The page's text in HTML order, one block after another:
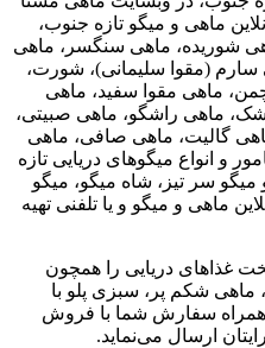
ماهی و میگو تازه جنوب،
شوریده، ماهی سنگسر، ماهی
سارم (مقوا سلیمانی)، شورت،
ماهی مقوا سفید، ماهی
ماهی راشگو، ماهی صبیتی،
گالیت، ماهی صافی، ماهی
و انواع میگوهای دریایی تازه
سر تیز، شاه میگو، میگو
ماهی و میگو و یا تلفنی تهیه
غذاهای دریایی را همچون
ماهی شکم پر، سبزی پلو با
همراه سفارش شما با فروش
ارسال می‌نماید.